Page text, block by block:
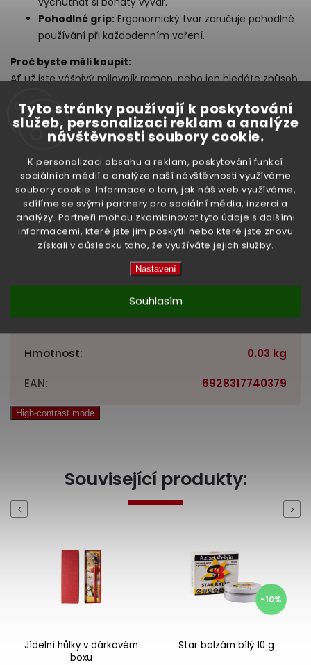
Tyto stránky používají k poskytování
služeb, personalizaci reklam a analýze
návštěvnosti soubory cookie.
K personalizaci obsahu a reklam, poskytování funkcí
sociálních médií a analýze naší návštěvnosti využíváme
soubory cookie. Informace o tom, jak náš web využíváme,
sdílíme se svými partnery pro sociální média, inzerci a
analýzy. Partneři mohou zkombinovat tyto údaje s dalšími
informacemi, které jste jim poskytli nebo které jste znovu
získali v důsledku toho, že využíváte jejich služby.
Nastavení
Souhlasím
Pohodlné grip: Ergonomický tvar zaručuje pohodlné
používání při každodenním vaření.
Proč byste měli koupit:
Ať už jste vášnivý milovník ramen, nebo jen hledáte způsob,
doplňkem pro každého fanouška ramen! S jeho praktickým
designem a komfortním použitím si užijete každé sousto.
Značka: Golden Turtle
Doplňkové parametry
Hmotnost: 0.03 kg
EAN: 6928317740379
High-contrast mode
Související produkty:
Previous
Jídelní hůlky v dárkovém
boxu
-10%
Star balzám bílý 10 g
Next